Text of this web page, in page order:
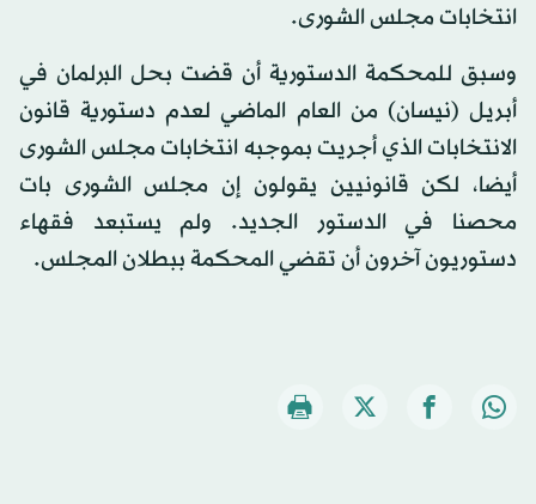
انتخابات مجلس الشورى.
وسبق للمحكمة الدستورية أن قضت بحل البرلمان في
أبريل (نيسان) من العام الماضي لعدم دستورية قانون
الانتخابات الذي أجريت بموجبه انتخابات مجلس الشورى
أيضا، لكن قانونيين يقولون إن مجلس الشورى بات
محصنا في الدستور الجديد. ولم يستبعد فقهاء
دستوريون آخرون أن تقضي المحكمة ببطلان المجلس.